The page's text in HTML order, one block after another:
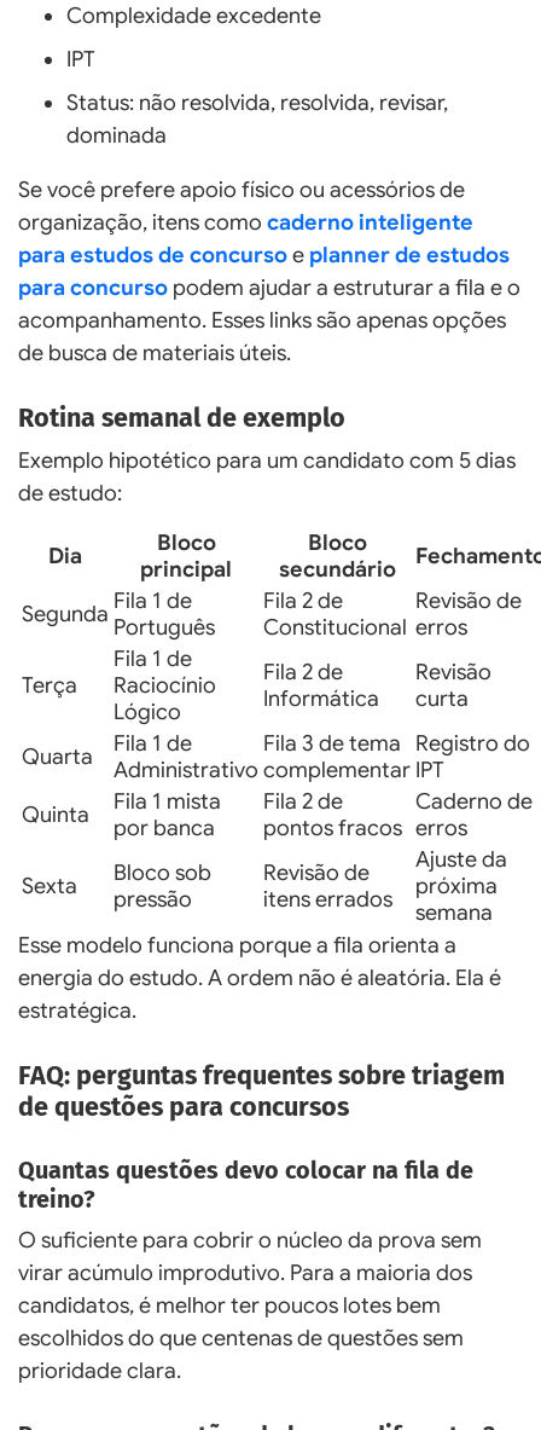
Complexidade excedente
IPT
Status: não resolvida, resolvida, revisar,
dominada
Se você prefere apoio físico ou acessórios de
organização, itens como caderno inteligente
para estudos de concursoe planner de estudos
para concurso podem ajudar a estruturar a fila e o
acompanhamento. Esses links são apenas opções
de busca de materiais úteis.
Rotina semanal de exemplo
Exemplo hipotético para um candidato com 5 dias
de estudo:
Dia
Bloco
principal
Bloco
secundário
Segunda Fila 1 de
Português
Fila 2 de
Constitucional
Revisão de
erros
Terça
Fila 1 de
Raciocínio
Lógico
Fila 2 de
Informática
Revisão
curta
Quarta
Fila 1 de
Administrativo
Fila 3 de tema
complementar
Registro do
IPT
Quinta
Fila 1 mista
por banca
Fila 2 de
pontos fracos
Caderno de
erros
Sexta
Bloco sob
pressão
Revisão de
itens errados
Ajuste da
próxima
semana
Esse modelo funciona porque a fila orienta a
energia do estudo. A ordem não é aleatória. Ela é
estratégica.
FAQ: perguntas frequentes sobre triagem
de questões para concursos
Quantas questões devo colocar na fila de
treino?
O suficiente para cobrir o núcleo da prova sem
virar acúmulo improdutivo. Para a maioria dos
candidatos, é melhor ter poucos lotes bem
escolhidos do que centenas de questões sem
prioridade clara.